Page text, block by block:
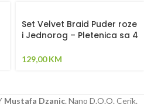
Set Velvet Braid Puder roze
i Jednorog – Pletenica sa 4
jorgan i dva ukrasna
129,00KM
Mustafa Dzanic. Nano D.O.O. Cerik.